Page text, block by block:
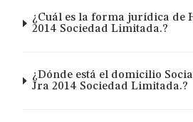
¿Cuál es la forma jurídica de
2014 Sociedad Limitada.?
¿Dónde está el domicilio
Jra 2014 Sociedad Limitada.?